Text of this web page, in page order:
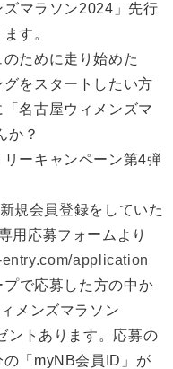
マラソン2024」先行
す。
ために走り始めた
をスタートしたい方
名古屋ウィメンズマ
か？
ーキャンペーン第4弾
規会員登録をしていた
用応募フォームより
application
で応募した方の中か
メンズマラソン
ントあります。応募の
「myNB会員ID」が